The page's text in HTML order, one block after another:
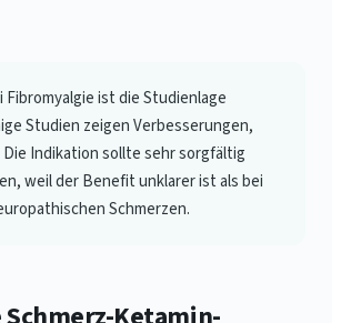
Fibromyalgie ist die Studienlage
Studien zeigen Verbesserungen,
Indikation sollte sehr sorgfältig
weil der Benefit unklarer ist als bei
Schmerzen.